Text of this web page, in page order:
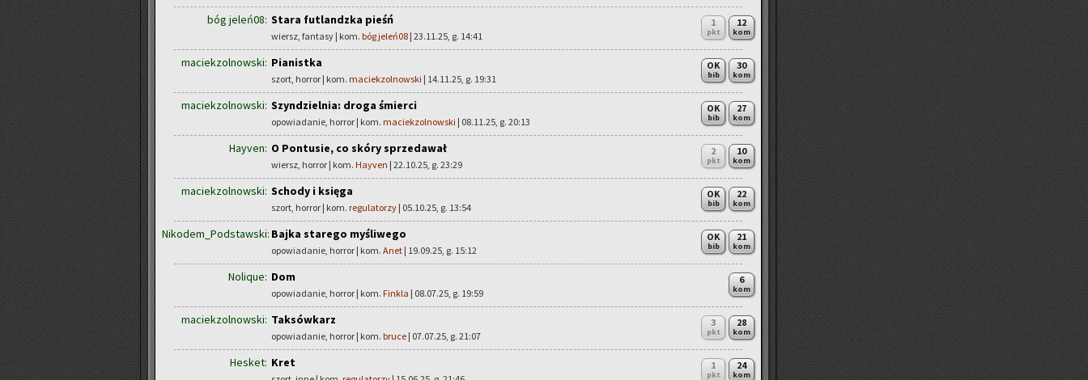
bóg jeleń08: Stara futlandzka pieśń
wiersz, fantasy | kom. bóg jeleń08 | 23.11.25, g. 14:41
12
kom
1
pkt
maciekzolnowski: Pianistka
szort, horror | kom. maciekzolnowski | 14.11.25, g. 19:31
30
kom
OK
bib
maciekzolnowski: Szyndzielnia: droga śmierci
opowiadanie, horror | kom. maciekzolnowski | 08.11.25, g. 20:13
27
kom
OK
bib
Hayven: O Pontusie, co skóry sprzedawał
wiersz, horror | kom. Hayven | 22.10.25, g. 23:29
10
kom
2
pkt
maciekzolnowski: Schody i księga
szort, horror | kom. regulatorzy | 05.10.25, g. 13:54
22
kom
OK
bib
Nikodem_Podstawski: Bajka starego myśliwego
opowiadanie, horror | kom. Anet | 19.09.25, g. 15:12
21
kom
OK
bib
Nolique: Dom
opowiadanie, horror | kom. Finkla | 08.07.25, g. 19:59
6
kom
maciekzolnowski: Taksówkarz
opowiadanie, horror | kom. bruce | 07.07.25, g. 21:07
28
kom
3
pkt
Hesket: Kret 24
kom
1
pkt